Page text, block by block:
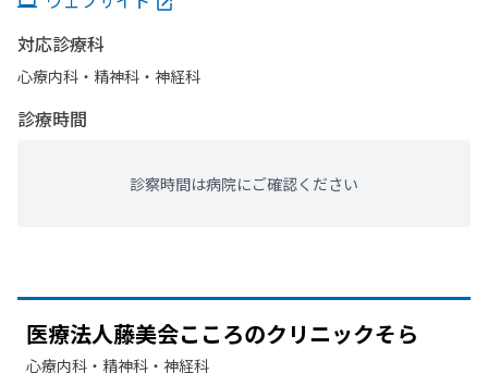
対応診療科
心療内科・​精神科・神経科
診療時間
診察時間は病院にご確認ください
医療法人藤美会こころのクリニックそら
心療内科・​精神科・神経科